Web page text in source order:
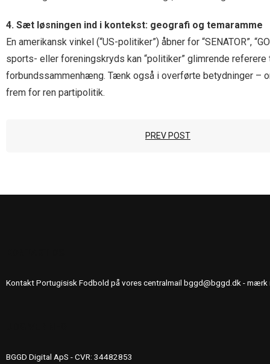
4. Sæt løsningen ind i kontekst: geografi og temaramme
En amerikansk vinkel (“US-politiker”) åbner for “SENATOR”,
sports- eller foreningskryds kan “politiker” glimrende referere
forbundssammenhæng. Tænk også i overførte betydninger –
frem for ren partipolitik.
PREV POST
Kontakt Portugisisk Fodbold på vores centralmail bggd@bggd.dk- mærk
BGGD Digital ApS - CVR: 34482853